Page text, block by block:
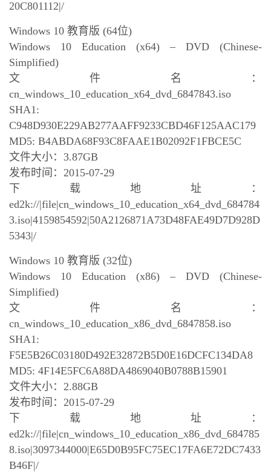
20C801112|/
Windows 10 教育版 (64位)
Windows 10 Education (x64) – DVD (Chinese-
Simplified)
文件名：
cn_windows_10_education_x64_dvd_6847843.iso
SHA1:
C948D930E229AB277AAFF9233CBD46F125AAC179
MD5: B4ABDA68F93C8FAAE1B02092F1FBCE5C
文件大小：3.87GB
发布时间：2015-07-29
下载地址：
ed2k://|file|cn_windows_10_education_x64_dvd_684784
3.iso|4159854592|50A2126871A73D48FAE49D7D928D
5343|/
Windows 10 教育版 (32位)
Windows 10 Education (x86) – DVD (Chinese-
Simplified)
文件名：
cn_windows_10_education_x86_dvd_6847858.iso
SHA1:
F5E5B26C03180D492E32872B5D0E16DCFC134DA8
MD5: 4F14E5FC6A88DA4869040B0788B15901
文件大小：2.88GB
发布时间：2015-07-29
下载地址：
ed2k://|file|cn_windows_10_education_x86_dvd_684785
8.iso|3097344000|E65D0B95FC75EC17FA6E72DC7433
B46F|/